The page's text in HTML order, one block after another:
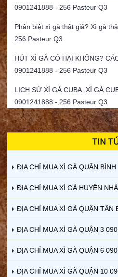
0901241888 - 256 Pasteur Q3
Phân biệt xì gà thật giả? Xì gà
256 Pasteur Q3
HÚT XÌ GÀ CÓ HẠI KHÔNG?
0901241888 - 256 Pasteur Q3
LỊCH SỬ XÌ GÀ CUBA, XÌ GÀ
0901241888 - 256 Pasteur Q3
TIN
ĐỊA CHỈ MUA XÌ GÀ QUẬN
ĐỊA CHỈ MUA XÌ GÀ HUYỆN
ĐỊA CHỈ MUA XÌ GÀ QUẬN TÂN
ĐỊA CHỈ MUA XÌ GÀ QUẬN 3
ĐỊA CHỈ MUA XÌ GÀ QUẬN 6
ĐỊA CHỈ MUA XÌ GÀ QUẬN 10